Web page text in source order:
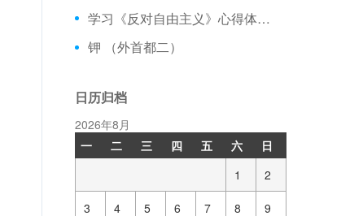
学习《反对自由主义》心得体会三篇 【心得体会】
钾 （外首都二）
日历归档
2026年8月
一
二 三 四 五 六
日
1
2
3 4 5 6 7 8 9